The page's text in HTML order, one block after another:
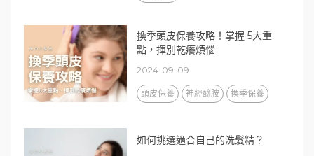
換季頭皮保養攻略！掌握 5大重
點，揮別乾癢煩惱
2024-09-09
頭皮保養 神經醯胺 換季保養
如何挑選適合自己的洗髮精？